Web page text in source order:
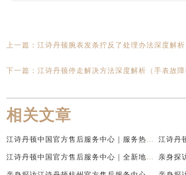
上一篇： 江诗丹顿腕表发条拧反了处理办法深度解
下一篇： 江诗丹顿停走解决方法深度解析（手表故障
相关文章
江诗丹顿中国官方售后服务中心｜服务热线及全部维修地址权威信息通告（2026年7月最新）
江诗丹顿中国官方售后服务中心｜全新地址及售后电话权威信息通告（2026年7月最新）